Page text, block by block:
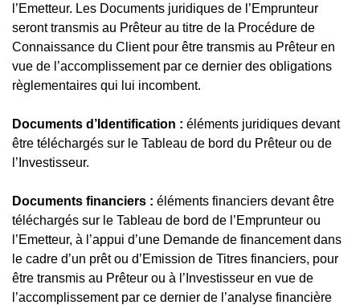
l’Emetteur. Les Documents juridiques de l’Emprunteur
seront transmis au Prêteur au titre de la Procédure de
Connaissance du Client pour être transmis au Prêteur en
vue de l’accomplissement par ce dernier des obligations
règlementaires qui lui incombent.
Documents d’Identification : éléments juridiques devant
être téléchargés sur le Tableau de bord du Prêteur ou de
l’Investisseur.
Documents financiers : éléments financiers devant être
téléchargés sur le Tableau de bord de l’Emprunteur ou
l’Emetteur, à l’appui d’une Demande de financement dans
le cadre d’un prêt ou d’Emission de Titres financiers, pour
être transmis au Prêteur ou à l’Investisseur en vue de
l’accomplissement par ce dernier de l’analyse financière